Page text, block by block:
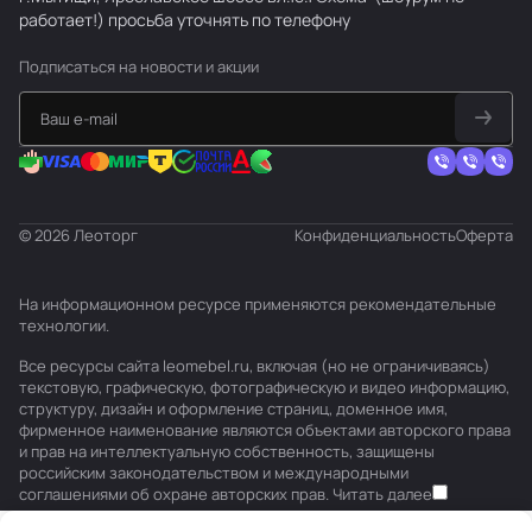
работает!) просьба уточнять по телефону
Подписаться на новости и акции
© 2026 Леоторг КонфиденциальностьОферта
На информационном ресурсе применяются рекомендательные
технологии.
Все ресурсы сайта leomebel.ru, включая (но не ограничиваясь)
текстовую, графическую, фотографическую и видео информацию,
структуру, дизайн и оформление страниц, доменное имя,
фирменное наименование являются объектами авторского права
и прав на интеллектуальную собственность, защищены
российским законодательством и международными
соглашениями об охране авторских прав. Читать далее